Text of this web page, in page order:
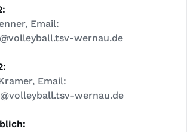
Email:
wernau.de
Email:
wernau.de